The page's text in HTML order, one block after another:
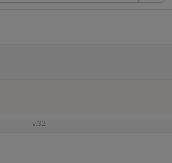
v.32